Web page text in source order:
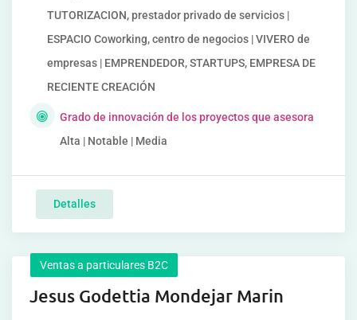
TUTORIZACION, prestador privado de servicios |
ESPACIO Coworking, centro de negocios | VIVERO de
empresas | EMPRENDEDOR, STARTUPS, EMPRESA DE
RECIENTE CREACIÓN
Grado de innovación de los proyectos que asesora
Alta | Notable | Media
Detalles
Ventas a particulares B2C
Jesus Godettia Mondejar Marin